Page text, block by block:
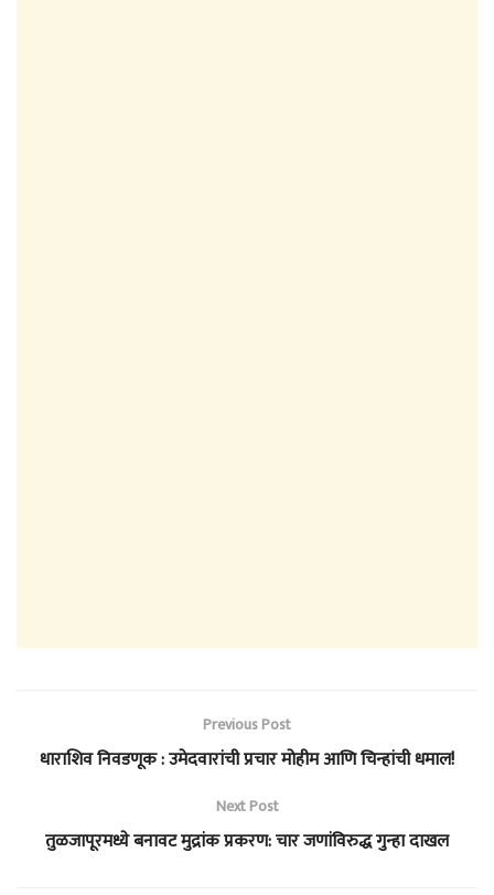
Previous Post
धाराशिव निवडणूक : उमेदवारांची प्रचार मोहीम आणि चिन्हांची धमाल!
Next Post
तुळजापूरमध्ये बनावट मुद्रांक प्रकरण: चार जणांविरुद्ध गुन्हा दाखल